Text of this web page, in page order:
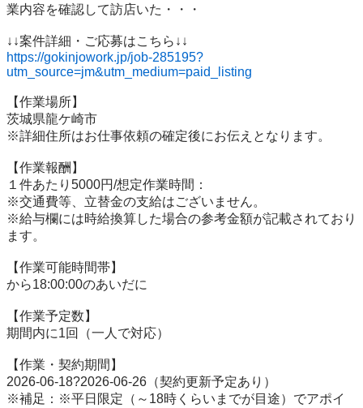
業内容を確認して訪店いた・・・
https://gokinjowork.jp/job-285195?
utm_source=jm&utm_medium=paid_listing
【作業場所】
茨城県龍ケ崎市
※詳細住所はお仕事依頼の確定後にお伝えとなります。
【作業報酬】
１件あたり5000円/想定作業時間：
※交通費等、立替金の支給はございません。
※給与欄には時給換算した場合の参考金額が記載されており
ます。
【作業可能時間帯】
から18:00:00のあいだに
【作業予定数】
期間内に1回（一人で対応）
【作業・契約期間】
2026-06-18?2026-06-26（契約更新予定あり）
※補足：※平日限定（～18時くらいまでが目途）でアポイ